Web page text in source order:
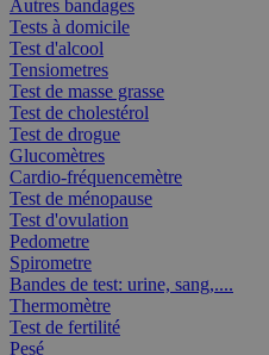
Autres bandages
Tests à domicile
Test d'alcool
Tensiometres
Test de masse grasse
Test de cholestérol
Test de drogue
Glucomètres
Cardio-fréquencemètre
Test de ménopause
Test d'ovulation
Pedometre
Spirometre
Bandes de test: urine, sang,....
Thermomètre
Test de fertilité
Pesé